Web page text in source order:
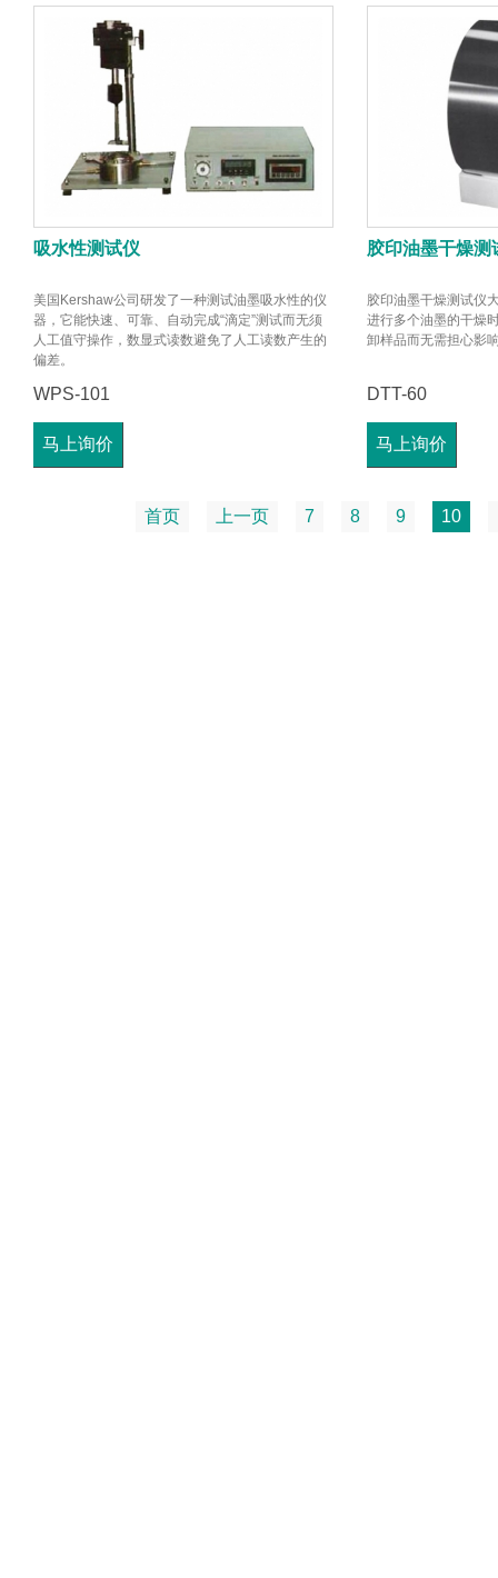
吸水性测试仪
美国Kershaw公司研发了一种测试油墨吸水性的仪
器，它能快速、可靠、自动完成“滴定”测试而无须
人工值守操作，数显式读数避免了人工读数产生的
偏差。
WPS-101
马上询价
胶印油墨干燥测
胶印油墨干燥测试仪
进行多个油墨的干燥
卸样品而无需担心影
DTT-60
马上询价
首页 上一页 7 8 9 10